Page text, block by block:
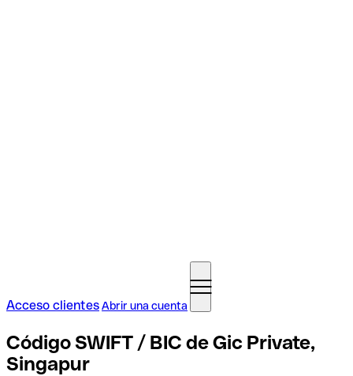
Acceso clientesAbrir una cuenta
Código SWIFT / BIC de Gic Private,
Singapur